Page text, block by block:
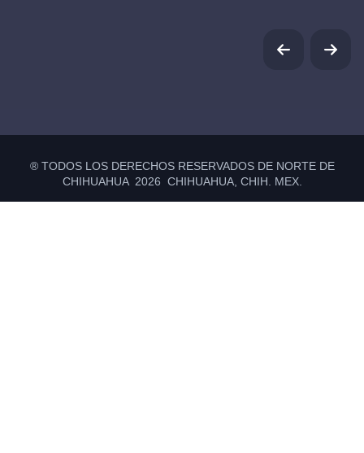
® TODOS LOS DERECHOS RESERVADOS DE NORTE DE
CHIHUAHUA 2026 CHIHUAHUA, CHIH. MEX.